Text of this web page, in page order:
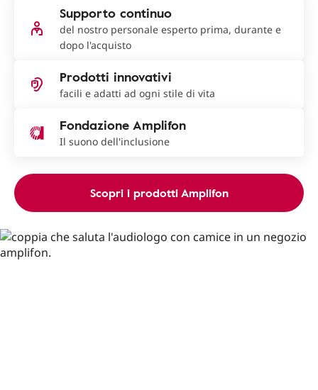
Supporto continuo
del nostro personale esperto prima, durante e
dopo l'acquisto
Prodotti innovativi
facili e adatti ad ogni stile di vita
Fondazione Amplifon
Il suono dell'inclusione
Scopri i prodotti Amplifon